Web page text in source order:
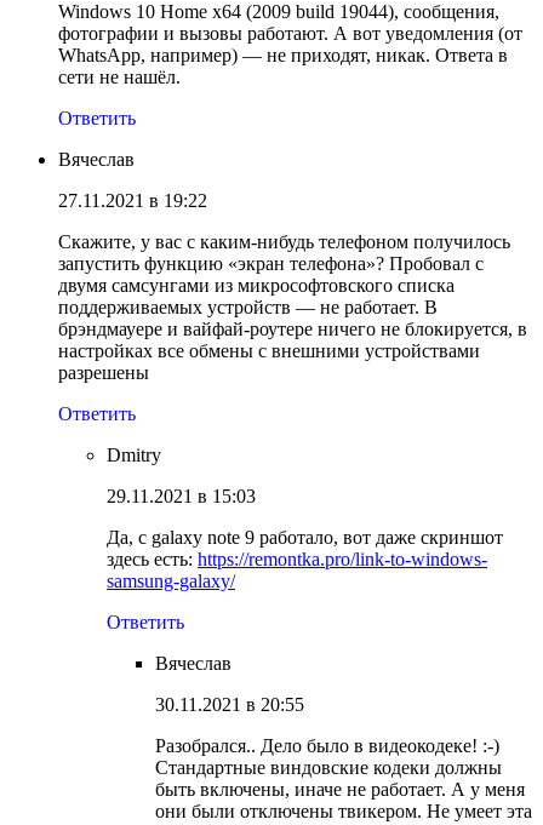
Windows 10 Home x64 (2009 build 19044), сообщения,
фотографии и вызовы работают. А вот уведомления (от
WhatsApp, например) — не приходят, никак. Ответа в
сети не нашёл.
Ответить
Вячеслав
27.11.2021 в 19:22
Скажите, у вас с каким-нибудь телефоном получилось
запустить функцию «экран телефона»? Пробовал с
двумя самсунгами из микрософтовского списка
поддерживаемых устройств — не работает. В
брэндмауере и вайфай-роутере ничего не блокируется, в
настройках все обмены с внешними устройствами
разрешены
Ответить
Dmitry
29.11.2021 в 15:03
Да, с galaxy note 9 работало, вот даже скриншот
здесь есть: https://remontka.pro/link-to-windows-
samsung-galaxy/
Ответить
Вячеслав
30.11.2021 в 20:55
Разобрался.. Дело было в видеокодеке! :-)
Стандартные виндовские кодеки должны
быть включены, иначе не работает. А у меня
они были отключены твикером. Не умеет эта